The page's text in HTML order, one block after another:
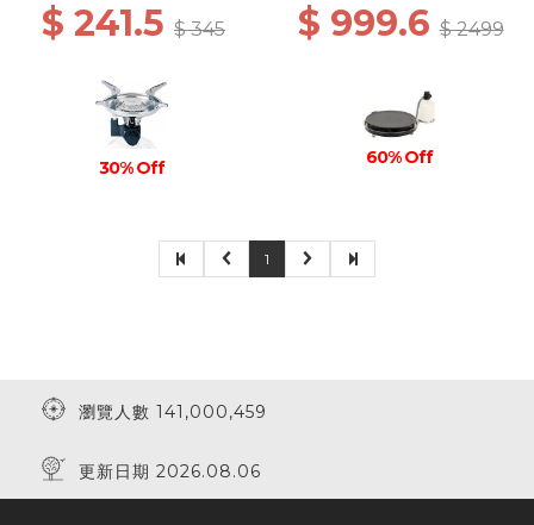
$ 241.5 $ 345
30% Off
$ 999.6$ 2499
60% Off
1
瀏覽人數 141,000,459
更新日期 2026.08.06